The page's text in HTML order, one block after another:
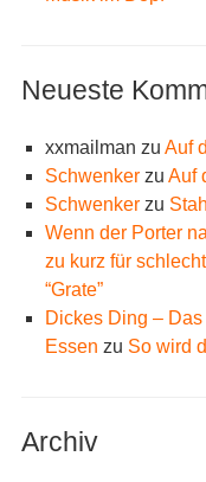
Neueste
xxmailman zu Auf
Schwenkerzu Auf
Schwenkerzu
Wenn der Porter
zu kurz für
“Grate”
Dickes Ding –
Essen zu So wird
Archiv